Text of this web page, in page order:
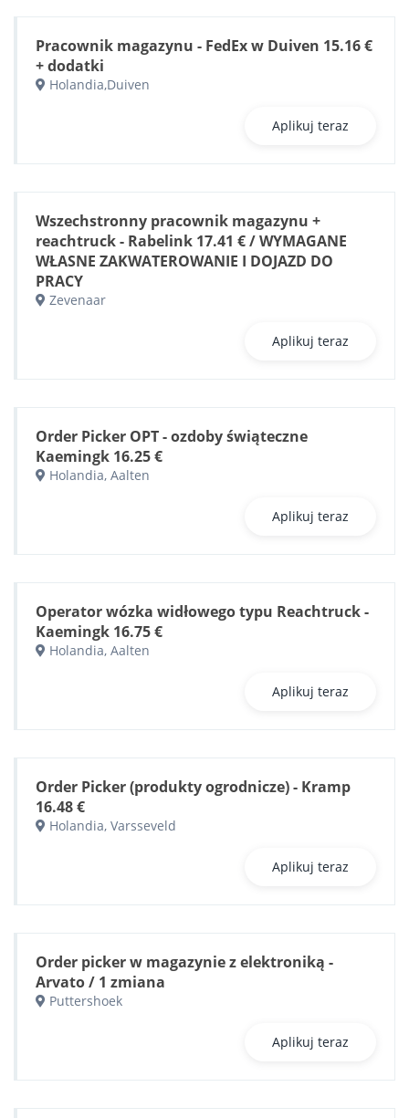
Pracownik magazynu - FedEx w Duiven 15.16 €
+ dodatki
Holandia,Duiven
Aplikuj teraz
Wszechstronny pracownik magazynu +
reachtruck - Rabelink 17.41 € / WYMAGANE
WŁASNE ZAKWATEROWANIE I DOJAZD DO
PRACY
Zevenaar
Aplikuj teraz
Order Picker OPT - ozdoby świąteczne
Kaemingk 16.25 €
Holandia, Aalten
Aplikuj teraz
Operator wózka widłowego typu Reachtruck -
Kaemingk 16.75 €
Holandia, Aalten
Aplikuj teraz
Order Picker (produkty ogrodnicze) - Kramp
16.48 €
Holandia, Varsseveld
Aplikuj teraz
Order picker w magazynie z elektroniką -
Arvato / 1 zmiana
Puttershoek
Aplikuj teraz